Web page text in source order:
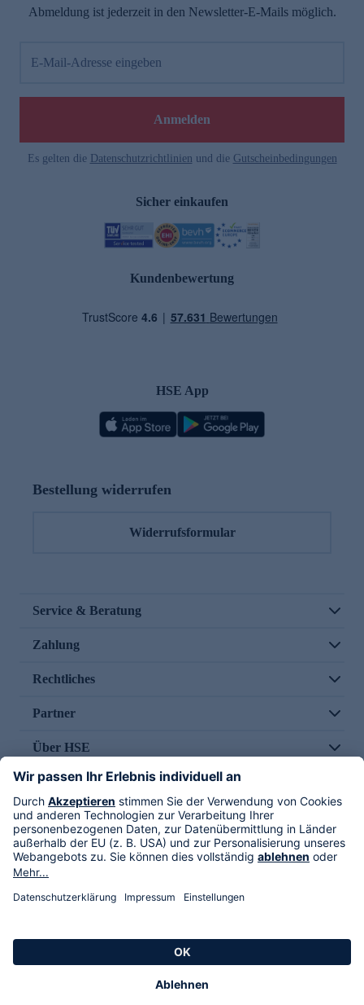
Abmeldung ist jederzeit in den Newsletter-E-Mails möglich.
E-Mail-Adresse eingeben
Anmelden
Es gelten die Datenschutzrichtlinien und die Gutscheinbedingungen
Sicher einkaufen
Kundenbewertung
HSE App
Bestellung widerrufen
Widerrufsformular
Service & Beratung
Zahlung
Rechtliches
Partner
Über HSE
Im TV
HSE International